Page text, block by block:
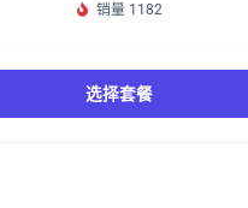
销量 1182
选择套餐